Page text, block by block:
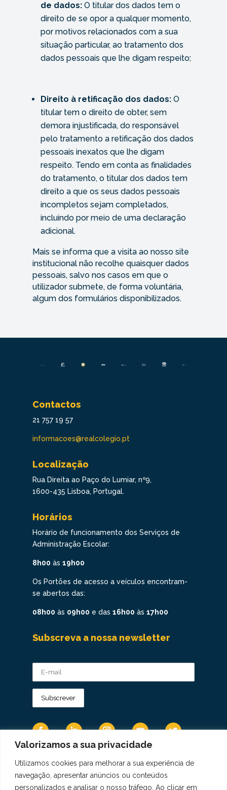
Valorizamos a sua privacidade
Utilizamos cookies para melhorar a sua experiência de
navegação, apresentar anúncios ou conteúdos
personalizados e analisar o nosso tráfego. Ao clicar em
de dados: O titular dos dados tem o
direito de se opor a qualquer momento,
por motivos relacionados com a sua
situação particular, ao tratamento dos
dados pessoais que lhe digam respeito;
Direito à retificação dos dados: O
titular tem o direito de obter, sem
demora injustificada, do responsável
pelo tratamento a retificação dos dados
pessoais inexatos que lhe digam
respeito. Tendo em conta as finalidades
do tratamento, o titular dos dados tem
direito a que os seus dados pessoais
incompletos sejam completados,
incluindo por meio de uma declaração
adicional.
Mais se informa que a visita ao nosso site
institucional não recolhe quaisquer dados
pessoais, salvo nos casos em que o
utilizador submete, de forma voluntária,
algum dos formulários disponibilizados.
Contactos
21 757 19 57
informacoes@realcolegio.pt
Localização
Rua Direita ao Paço do Lumiar, nº9,
1600-435 Lisboa, Portugal.
Horários
Horário de funcionamento dos Serviços de
Administração Escolar:
8h00 às 19h00
Os Portões de acesso a veículos encontram-
se abertos das:
08h00 às 09h00 e das 16h00 às 17h00
Subscreva a nossa newsletter
Os Dados Pessoais são tratados de acordo
com a Diretiva 95/46/CE do Regulamento